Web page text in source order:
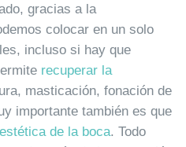
gracias a la
colocar en un solo
incluso si hay que
recuperar la
masticación, fonación de
importante también es que
estética de la boca. Todo